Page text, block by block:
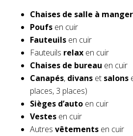
Chaises de salle à manger
Poufsen cuir
Fauteuilsen cuir
Fauteuils relaxen cuir
Chaises de bureau en cuir
Canapés, divanset salons
places, 3 places)
Sièges d’autoen cuir
Vestesen cuir
Autres vêtementsen cuir